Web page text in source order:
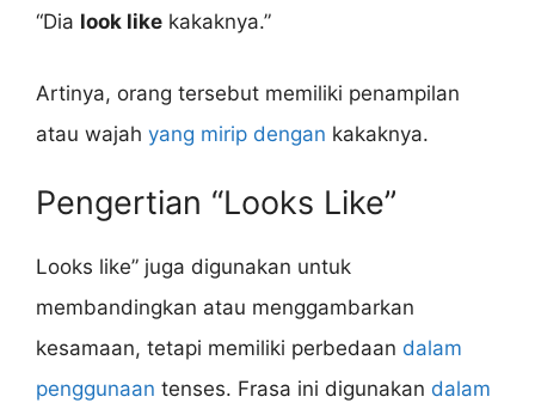
“Dia look like kakaknya.”
Artinya, orang tersebut memiliki penampilan
atau wajah yang mirip dengan kakaknya.
Pengertian “Looks Like”
Looks like” juga digunakan untuk
membandingkan atau menggambarkan
kesamaan, tetapi memiliki perbedaan dalam
penggunaan tenses. Frasa ini digunakan dalam